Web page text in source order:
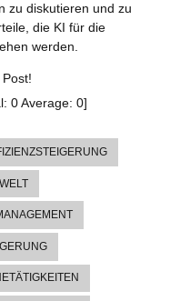
zu diskutieren und zu
die KI für die
werden.
0Average: 0]